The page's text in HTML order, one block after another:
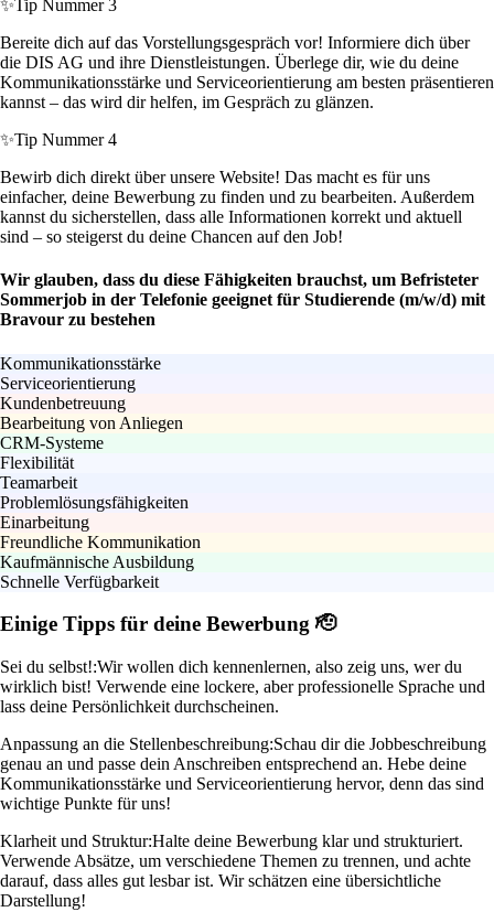
✨Tip Nummer 3
Bereite dich auf das Vorstellungsgespräch vor! Informiere dich über
die DIS AG und ihre Dienstleistungen. Überlege dir, wie du deine
Kommunikationsstärke und Serviceorientierung am besten präsentieren
kannst – das wird dir helfen, im Gespräch zu glänzen.
✨Tip Nummer 4
Bewirb dich direkt über unsere Website! Das macht es für uns
einfacher, deine Bewerbung zu finden und zu bearbeiten. Außerdem
kannst du sicherstellen, dass alle Informationen korrekt und aktuell
sind – so steigerst du deine Chancen auf den Job!
Wir glauben, dass du diese Fähigkeiten brauchst, um Befristeter
Sommerjob in der Telefonie geeignet für Studierende (m/w/d) mit
Bravour zu bestehen
Kommunikationsstärke
Serviceorientierung
Kundenbetreuung
Bearbeitung von Anliegen
CRM-Systeme
Flexibilität
Teamarbeit
Problemlösungsfähigkeiten
Einarbeitung
Freundliche Kommunikation
Kaufmännische Ausbildung
Schnelle Verfügbarkeit
Einige Tipps für deine Bewerbung 🫡
Sei du selbst!:Wir wollen dich kennenlernen, also zeig uns, wer du
wirklich bist! Verwende eine lockere, aber professionelle Sprache und
lass deine Persönlichkeit durchscheinen.
Anpassung an die Stellenbeschreibung:Schau dir die Jobbeschreibung
genau an und passe dein Anschreiben entsprechend an. Hebe deine
Kommunikationsstärke und Serviceorientierung hervor, denn das sind
wichtige Punkte für uns!
Klarheit und Struktur:Halte deine Bewerbung klar und strukturiert.
Verwende Absätze, um verschiedene Themen zu trennen, und achte
darauf, dass alles gut lesbar ist. Wir schätzen eine übersichtliche
Darstellung!